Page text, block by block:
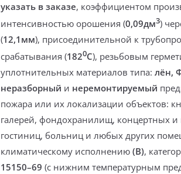
указать в заказе, коэффициентом
интенсивностью орошения (0,09дм3)
(12,1мм), присоединительной к
срабатывания (1820С), резьбовым
уплотнительных материалов типа: лён,
неразборный и неремонтируемый
пожара или их локализации объектов:
галерей, фондохранилищ, концертных и
гостиниц, больниц и любых других
климатическому исполнению (В),
15150–69 (с нижним температурным